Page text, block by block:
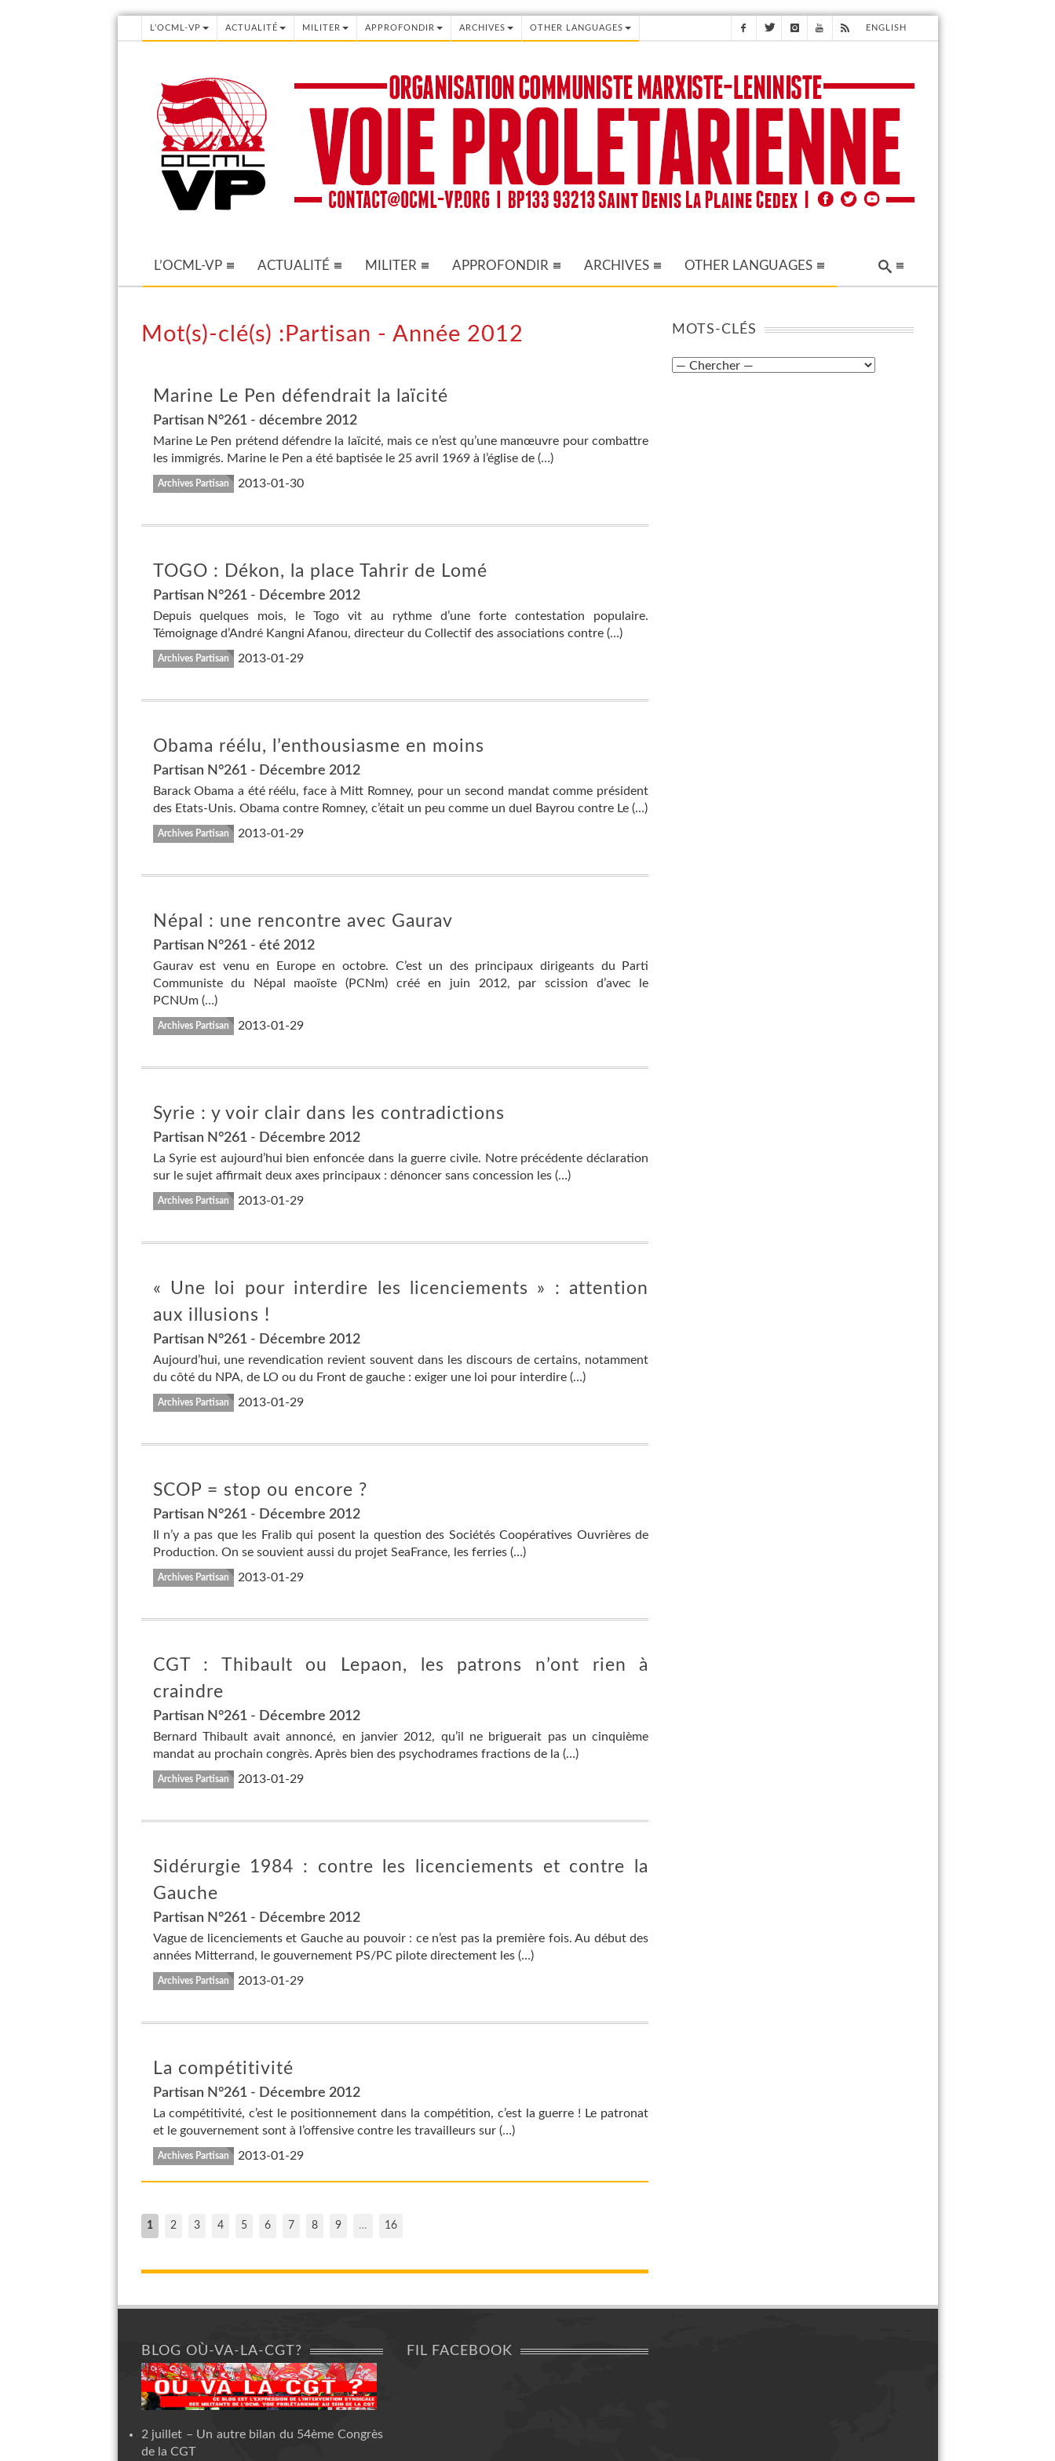
L’OCML-VP ACTUALITÉ MILITER APPROFONDIR ARCHIVES OTHER LANGUAGES ENGLISH
L’OCML-VP ACTUALITÉ MILITER APPROFONDIR ARCHIVES OTHER LANGUAGES
Mot(s)-clé(s) :Partisan - Année 2012
Marine Le Pen défendrait la laïcité
Partisan N°261 - décembre 2012
Marine Le Pen prétend défendre la laïcité, mais ce n’est qu’une manœuvre pour combattre
les immigrés. Marine le Pen a été baptisée le 25 avril 1969 à l’église de (…)
Archives Partisan 2013-01-30
TOGO : Dékon, la place Tahrir de Lomé
Partisan N°261 - Décembre 2012
Depuis quelques mois, le Togo vit au rythme d’une forte contestation populaire.
Témoignage d’André Kangni Afanou, directeur du Collectif des associations contre (…)
Archives Partisan 2013-01-29
Obama réélu, l’enthousiasme en moins
Partisan N°261 - Décembre 2012
Barack Obama a été réélu, face à Mitt Romney, pour un second mandat comme président
des Etats-Unis. Obama contre Romney, c’était un peu comme un duel Bayrou contre Le (…)
Archives Partisan 2013-01-29
Népal : une rencontre avec Gaurav
Partisan N°261 - été 2012
Gaurav est venu en Europe en octobre. C’est un des principaux dirigeants du Parti
Communiste du Népal maoïste (PCNm) créé en juin 2012, par scission d’avec le
PCNUm (…)
Archives Partisan 2013-01-29
Syrie : y voir clair dans les contradictions
Partisan N°261 - Décembre 2012
La Syrie est aujourd’hui bien enfoncée dans la guerre civile. Notre précédente déclaration
sur le sujet affirmait deux axes principaux : dénoncer sans concession les (…)
Archives Partisan 2013-01-29
« Une loi pour interdire les licenciements » : attention
aux illusions !
Partisan N°261 - Décembre 2012
Aujourd’hui, une revendication revient souvent dans les discours de certains, notamment
du côté du NPA, de LO ou du Front de gauche : exiger une loi pour interdire (…)
Archives Partisan 2013-01-29
SCOP = stop ou encore ?
Partisan N°261 - Décembre 2012
Il n’y a pas que les Fralib qui posent la question des Sociétés Coopératives Ouvrières de
Production. On se souvient aussi du projet SeaFrance, les ferries (…)
Archives Partisan 2013-01-29
CGT : Thibault ou Lepaon, les patrons n’ont rien à
craindre
Partisan N°261 - Décembre 2012
Bernard Thibault avait annoncé, en janvier 2012, qu’il ne briguerait pas un cinquième
mandat au prochain congrès. Après bien des psychodrames fractions de la (…)
Archives Partisan 2013-01-29
Sidérurgie 1984 : contre les licenciements et contre la
Gauche
Partisan N°261 - Décembre 2012
Vague de licenciements et Gauche au pouvoir : ce n’est pas la première fois. Au début des
années Mitterrand, le gouvernement PS/PC pilote directement les (…)
Archives Partisan 2013-01-29
La compétitivité
Partisan N°261 - Décembre 2012
La compétitivité, c’est le positionnement dans la compétition, c’est la guerre ! Le patronat
et le gouvernement sont à l’offensive contre les travailleurs sur (…)
Archives Partisan 2013-01-29
1 2 3 4 5 6 7 8 9 … 16
MOTS-CLÉS
BLOG OÙ-VA-LA-CGT?
2 juillet – Un autre bilan du 54ème Congrès
de la CGT
FIL FACEBOOK